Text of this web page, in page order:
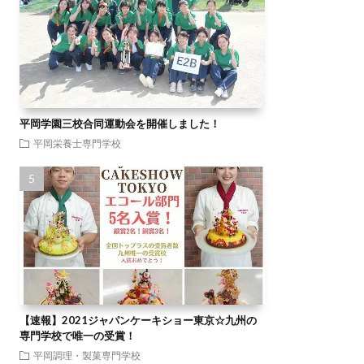
平岡学園三校合同運動会を開催しました！
平岡栄養士専門学校
【速報】2021ジャパンケーキショー東京☆九州の
専門学校で唯一の受賞！
平岡調理・製菓専門学校